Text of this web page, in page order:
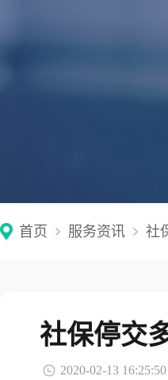
首页 服务资讯 社
社保停交
2020-02-13